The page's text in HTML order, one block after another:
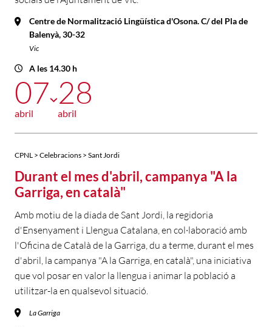
Centre de Normalització Lingüística d'Osona. C/ del Pla de
Balenyà, 30-32
Vic
A les 14.30 h
07
abril
28
abril
CPNL > Celebracions > Sant Jordi
Durant el mes d'abril, campanya "A la
Garriga, en català"
Amb motiu de la diada de Sant Jordi, la regidoria
d'Ensenyament i Llengua Catalana, en col·laboració amb
l'Oficina de Català de la Garriga, du a terme, durant el mes
d'abril, la campanya "A la Garriga, en català", una iniciativa
que vol posar en valor la llengua i animar la població a
utilitzar-la en qualsevol situació.
La Garriga